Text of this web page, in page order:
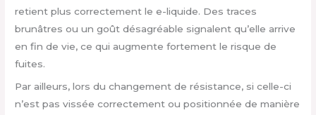
retient plus correctement le e-liquide. Des traces
brunâtres ou un goût désagréable signalent qu’elle arrive
en fin de vie, ce qui augmente fortement le risque de
fuites.
Par ailleurs, lors du changement de résistance, si celle-ci
n’est pas vissée correctement ou positionnée de manière